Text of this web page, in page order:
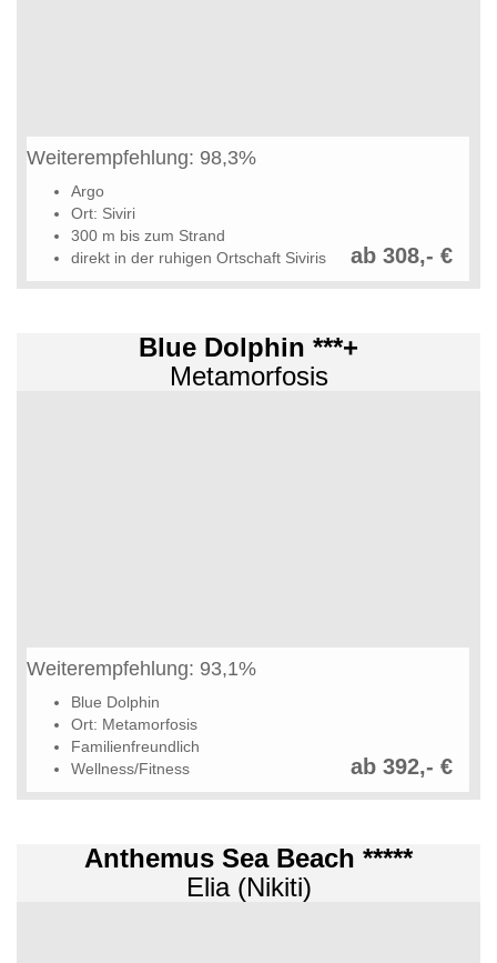
Weiterempfehlung: 98,3%
Argo
Ort: Siviri
300 m bis zum Strand
direkt in der ruhigen Ortschaft Siviris
ab 308,- €
Blue Dolphin ***+
Metamorfosis
Weiterempfehlung: 93,1%
Blue Dolphin
Ort: Metamorfosis
Familienfreundlich
Wellness/Fitness
ab 392,- €
Anthemus Sea Beach *****
Elia (Nikiti)